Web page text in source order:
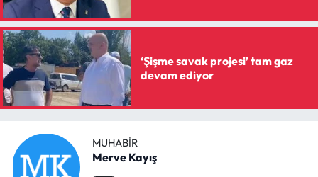
‘Şişme savak projesi’ tam gaz
devam ediyor
MUHABIR
Merve Kayış